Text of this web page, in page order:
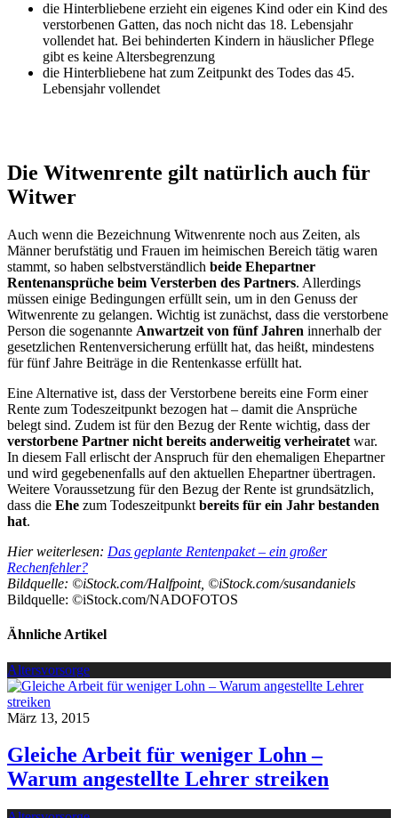
die Hinterbliebene erzieht ein eigenes Kind oder ein Kind des
verstorbenen Gatten, das noch nicht das 18. Lebensjahr
vollendet hat. Bei behinderten Kindern in häuslicher Pflege
gibt es keine Altersbegrenzung
die Hinterbliebene hat zum Zeitpunkt des Todes das 45.
Lebensjahr vollendet
Die Witwenrente gilt natürlich auch für
Witwer
Auch wenn die Bezeichnung Witwenrente noch aus Zeiten, als
Männer berufstätig und Frauen im heimischen Bereich tätig waren
stammt, so haben selbstverständlich beide Ehepartner
Rentenansprüche beim Versterben des Partners. Allerdings
müssen einige Bedingungen erfüllt sein, um in den Genuss der
Witwenrente zu gelangen. Wichtig ist zunächst, dass die verstorbene
Person die sogenannte Anwartzeit von fünf Jahren innerhalb der
gesetzlichen Rentenversicherung erfüllt hat, das heißt, mindestens
für fünf Jahre Beiträge in die Rentenkasse erfüllt hat.
Eine Alternative ist, dass der Verstorbene bereits eine Form einer
Rente zum Todeszeitpunkt bezogen hat – damit die Ansprüche
belegt sind. Zudem ist für den Bezug der Rente wichtig, dass der
verstorbene Partner nicht bereits anderweitig verheiratet war.
In diesem Fall erlischt der Anspruch für den ehemaligen Ehepartner
und wird gegebenenfalls auf den aktuellen Ehepartner übertragen.
Weitere Voraussetzung für den Bezug der Rente ist grundsätzlich,
dass die Ehe zum Todeszeitpunkt bereits für ein Jahr bestanden
hat.
Hier weiterlesen: Das geplante Rentenpaket – ein großer
Rechenfehler?
Bildquelle: ©iStock.com/Halfpoint, ©iStock.com/susandaniels
Bildquelle: ©iStock.com/NADOFOTOS
Ähnliche Artikel
Altersvorsorge
März 13, 2015
Gleiche Arbeit für weniger Lohn –
Warum angestellte Lehrer streiken